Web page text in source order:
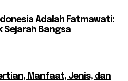
Adalah Fatmawati:
Sejarah Bangsa
Manfaat, Jenis, dan